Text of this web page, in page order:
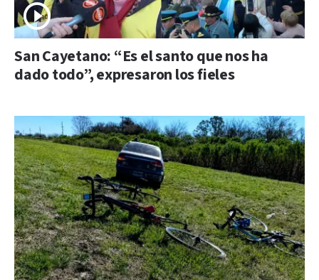
San Cayetano: “Es el santo que nos ha
dado todo”, expresaron los fieles